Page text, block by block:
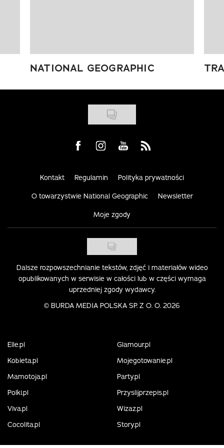
NATIONAL GEOGRAPHIC
Visit us on Facebook
Visit us on Instagram
Visit us on Youtube
Visit us on Rss
Kontakt Regulamin Polityka prywatności
O towarzystwie National Geographic Newsletter
Moje zgody
Dalsze rozpowszechnianie tekstów, zdjęć i materiałów wideo
opublikowanych w serwisie w całości lub w części wymaga
uprzedniej zgody wydawcy.
© BURDA MEDIA POLSKA SP. Z O. O. 2026
Elle.pl
Glamour.pl
Kobieta.pl
Mojegotowanie.pl
Mamotoja.pl
Party.pl
Polki.pl
Przyslijprzepis.pl
Viva.pl
Wizaz.pl
Cocolita.pl
Story.pl